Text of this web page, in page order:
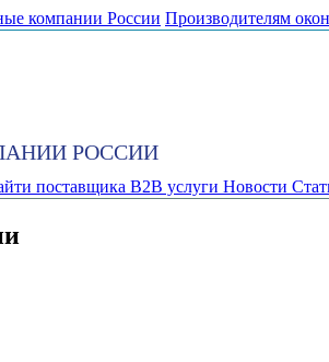
компании России Производителям окон
РОССИИ
поставщика B2B услуги Новости